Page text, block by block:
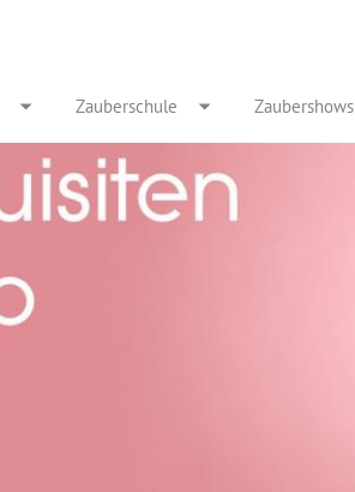
Zauberschule Zaubershows